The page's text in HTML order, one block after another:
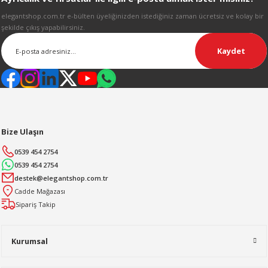
Gönder
elegantshop.com.tr e-bülten üyeliğinizden istediğiniz zaman ücretsiz ve kolay bir
şekilde çıkış yapabilirsiniz.
Kaydet
Kurumsal
Bize Ulaşın
0539 454 2754
0539 454 2754
destek@elegantshop.com.tr
Cadde Mağazası
Sipariş Takip